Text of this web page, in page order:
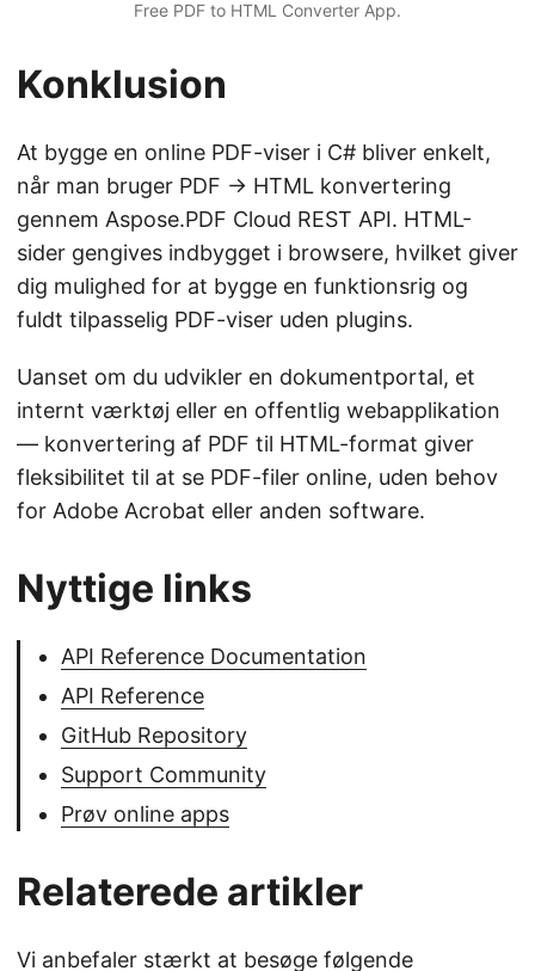
Free PDF to HTML Converter App.
Konklusion
At bygge en online PDF-viser i C# bliver enkelt,
når man bruger PDF → HTML konvertering
gennem Aspose.PDF Cloud REST API. HTML-
sider gengives indbygget i browsere, hvilket giver
dig mulighed for at bygge en funktionsrig og
fuldt tilpasselig PDF-viser uden plugins.
Uanset om du udvikler en dokumentportal, et
internt værktøj eller en offentlig webapplikation
— konvertering af PDF til HTML-format giver
fleksibilitet til at se PDF-filer online, uden behov
for Adobe Acrobat eller anden software.
Nyttige links
API Reference Documentation
API Reference
GitHub Repository
Support Community
Prøv online apps
Relaterede artikler
Vi anbefaler stærkt at besøge følgende